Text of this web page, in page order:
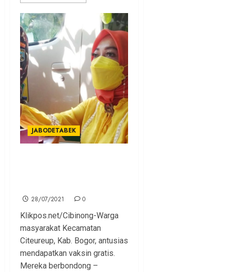
JABODETABEK
28/07/2021 0
Klikpos.net/Cibinong-Warga
masyarakat Kecamatan
Citeureup, Kab. Bogor, antusias
mendapatkan vaksin gratis.
Mereka berbondong –